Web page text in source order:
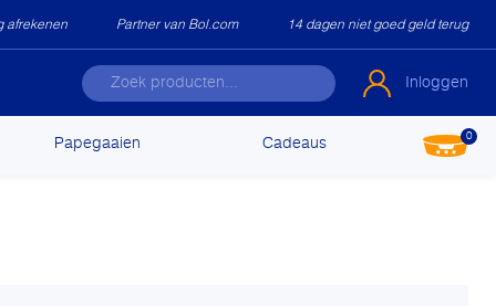
afrekenen Partner van Bol.com 14 dagen niet goed geld terug
Inloggen
Papegaaien Cadeaus 0